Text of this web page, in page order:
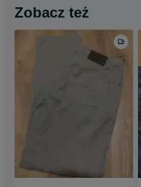
Zobacz też